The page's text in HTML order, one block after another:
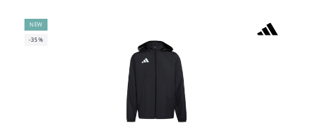
NEW
-35%